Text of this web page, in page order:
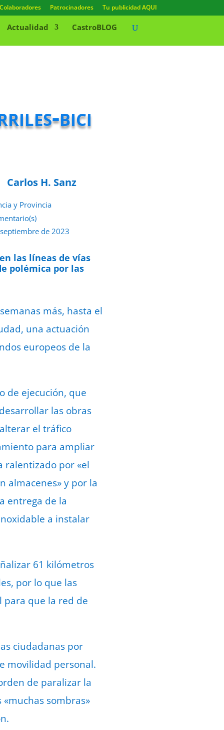
Colaboradores Patrocinadores Tu publicidad AQUI
Actualidad CastroBLOG
bici
Carlos H. Sanz
y Provincia
de 2023
las líneas de vías
polémica por las
más, hasta el
una actuación
europeos de la
de ejecución, que
las obras
el tráfico
para ampliar
ralentizado por «el
almacenes» y por la
entrega de la
a instalar
61 kilómetros
por lo que las
para que la red de
ciudadanas por
movilidad personal.
de paralizar la
sombras»